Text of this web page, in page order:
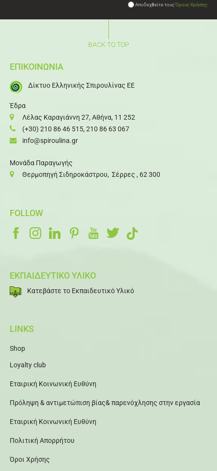
Αποδεχθείτε τουςΌρους Χρήσης
BACK TO TOP
ΕΠΙΚΟΙΝΩΝΙΑ
Δίκτυο Ελληνικής Σπιρουλίνας ΕΕ
Έδρα
Λέλας Καραγιάννη 27, Αθήνα, 11 252
(+30) 210 86 46 515, 210 86 63 067
info@spiroulina.gr
Μονάδα Παραγωγής
Θερμοπηγή Σιδηροκάστρου, Σέρρες , 62 300
FOLLOW
ΕΚΠΑΙΔΕΥΤΙΚΟ ΥΛΙΚΟ
Κατεβάστε το Εκπαιδευτικό Υλικό
LINKS
Shop
Loyalty club
Εταιρική Κοινωνική Ευθύνη
Πρόληψη & αντιμετώπιση βίας& παρενόχλησης στην εργασία
Εταιρική Κοινωνική Ευθύνη
Πολιτική Απορρήτου
Όροι Χρήσης